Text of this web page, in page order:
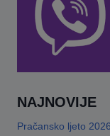
NAJNOVIJE
Pračansko ljeto